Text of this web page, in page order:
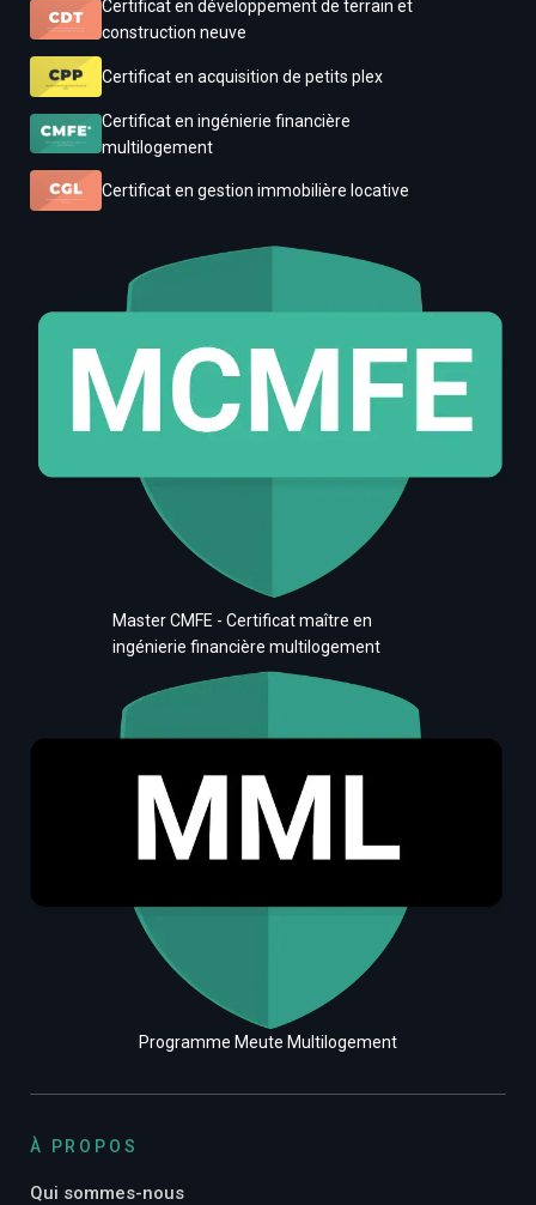
Certificat en développement de terrain et
construction neuve
Certificat en acquisition de petits plex
Certificat en ingénierie financière
multilogement
Certificat en gestion immobilière locative
Master CMFE - Certificat maître en
ingénierie financière multilogement
Programme Meute Multilogement
À PROPOS
Qui sommes-nous